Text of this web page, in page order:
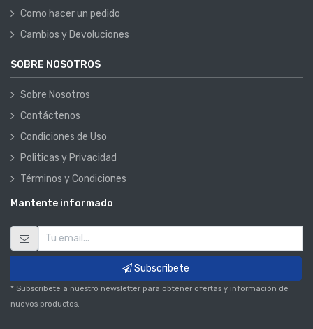
Como hacer un pedido
Cambios y Devoluciones
SOBRE NOSOTROS
Sobre Nosotros
Contáctenos
Condiciones de Uso
Politicas y Privacidad
Términos y Condiciones
Mantente informado
Subscribete
* Subscribete a nuestro newsletter para obtener ofertas y información de
nuevos productos.